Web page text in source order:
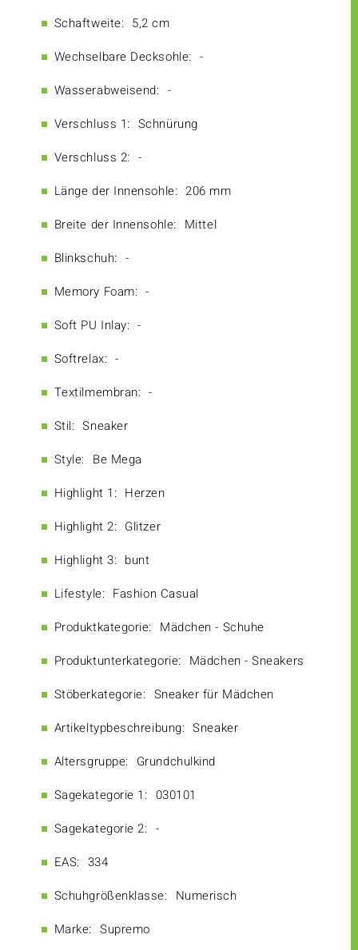
Schaftweite: 5,2 cm
Wechselbare Decksohle: -
Wasserabweisend: -
Verschluss 1: Schnürung
Verschluss 2: -
Länge der Innensohle: 206 mm
Breite der Innensohle: Mittel
Blinkschuh: -
Memory Foam: -
Soft PU Inlay: -
Softrelax: -
Textilmembran: -
Stil: Sneaker
Style: Be Mega
Highlight 1: Herzen
Highlight 2: Glitzer
Highlight 3: bunt
Lifestyle: Fashion Casual
Produktkategorie: Mädchen - Schuhe
Produktunterkategorie: Mädchen - Sneakers
Stöberkategorie: Sneaker für Mädchen
Artikeltypbeschreibung: Sneaker
Altersgruppe: Grundchulkind
Sagekategorie 1: 030101
Sagekategorie 2: -
EAS: 334
Schuhgrößenklasse: Numerisch
Marke: Supremo